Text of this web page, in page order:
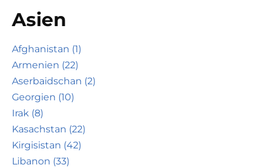
Asien
Afghanistan (1)
Armenien (22)
Aserbaidschan (2)
Georgien (10)
Irak (8)
Kasachstan (22)
Kirgisistan (42)
Libanon (33)